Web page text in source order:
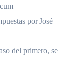
por José
del primero, se